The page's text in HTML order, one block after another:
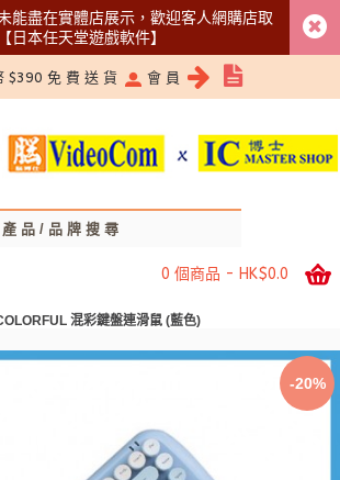
能盡在實體店展示，歡迎客人網購店取
【日本任天堂遊戲軟件】
5366 1340
$390 免 費 送 貨 會 員
0 個商品 - HK$0.0
混彩鍵盤連滑鼠 (藍色)
-20%